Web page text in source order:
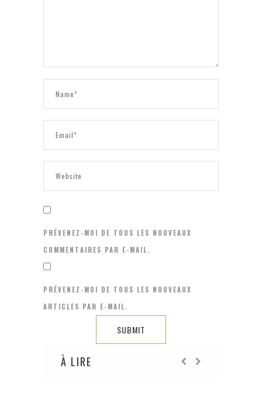
PRÉVENEZ-MOI DE TOUS LES NOUVEAUX
COMMENTAIRES PAR E-MAIL.
PRÉVENEZ-MOI DE TOUS LES NOUVEAUX
ARTICLES PAR E-MAIL.
À LIRE